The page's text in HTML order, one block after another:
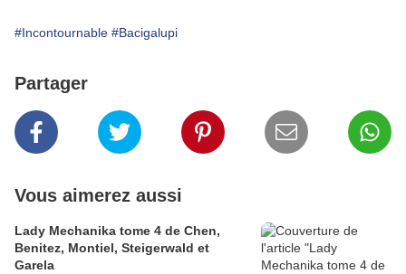
#Incontournable #Bacigalupi
Partager
Vous aimerez aussi
Lady Mechanika tome 4 de Chen,
Benitez, Montiel, Steigerwald et
Garela